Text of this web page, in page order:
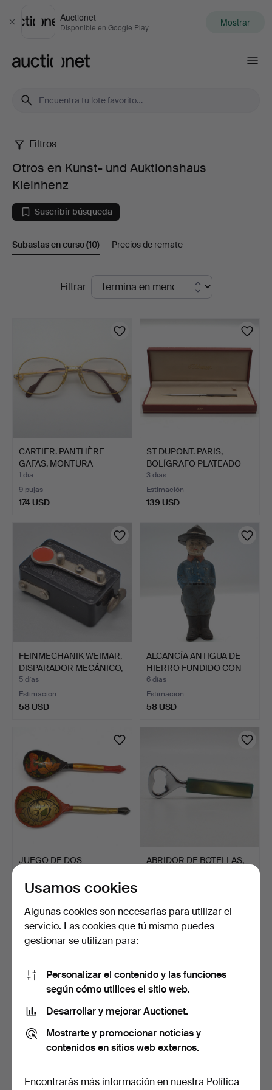
Cerrar
Auctionet
Disponible en Google Play Mostrar
Otros
en
Kunst-
und
Kleinhenz
Filtros
Otros en Kunst- und Auktionshaus
Kleinhenz
Suscribir búsqueda
Subastas en curso(10) Precios de remate
SubastasFiltrar
CARTIER. PANTHÈRE
GAFAS, MONTURA
DORADA, 1…
1 día
9 pujas
174 USD
ST DUPONT. PARIS,
BOLÍGRAFO PLATEADO
EN ES…
3 días
Estimación
139 USD
FEINMECHANIK WEIMAR,
DISPARADOR MECÁNICO,
…
5 días
Estimación
58 USD
ALCANCÍA ANTIGUA DE
HIERRO FUNDIDO CON
FOR…
6 días
Estimación
58 USD
JUEGO DE DOS
MANO EN M…
7 días
58 USD
ABRIDOR DE BOTELLAS,
58 USD
CAFÉ/PIMIENTA DE LATÓN
9 días
ABRECARTAS ITALIANO
9 días
Usamos cookies
Algunas cookies son necesarias para utilizar el
servicio. Las cookies que tú mismo puedes
gestionar se utilizan para:
Personalizar el contenido y las funciones
según cómo utilices el sitio web.
Desarrollar y mejorar Auctionet.
Mostrarte y promocionar noticias y
contenidos en sitios web externos.
Encontrarás más información en nuestra Política